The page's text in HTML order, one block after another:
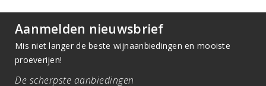
Aanmelden nieuwsbrief
Mis niet langer de beste wijnaanbiedingen en mooiste
proeverijen!
De scherpste aanbiedingen